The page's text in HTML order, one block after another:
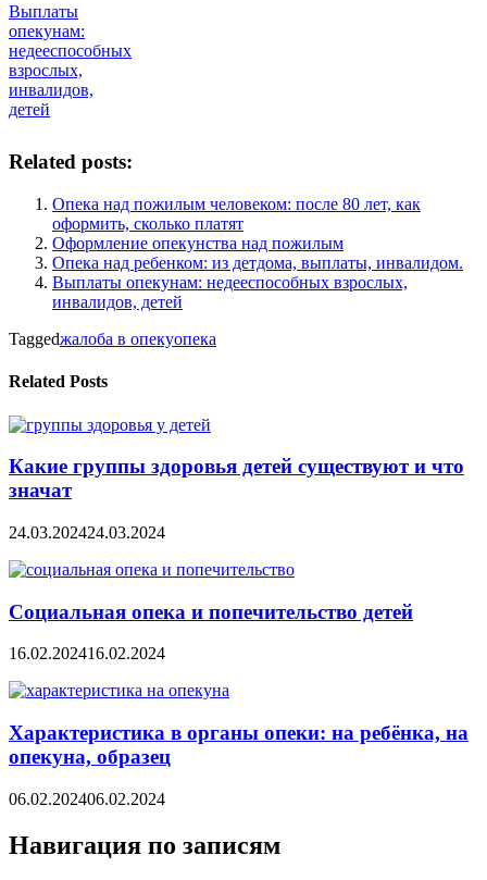
Выплаты
опекунам:
недееспособных
взрослых,
инвалидов,
детей
Related posts:
Опека над пожилым человеком: после 80 лет, как
оформить, сколько платят
Оформление опекунства над пожилым
Опека над ребенком: из детдома, выплаты, инвалидом.
Выплаты опекунам: недееспособных взрослых,
инвалидов, детей
Taggedжалоба в опекуопека
Related Posts
Какие группы здоровья детей существуют и что
значат
24.03.202424.03.2024
Социальная опека и попечительство детей
16.02.202416.02.2024
Характеристика в органы опеки: на ребёнка, на
опекуна, образец
06.02.202406.02.2024
Навигация по записям